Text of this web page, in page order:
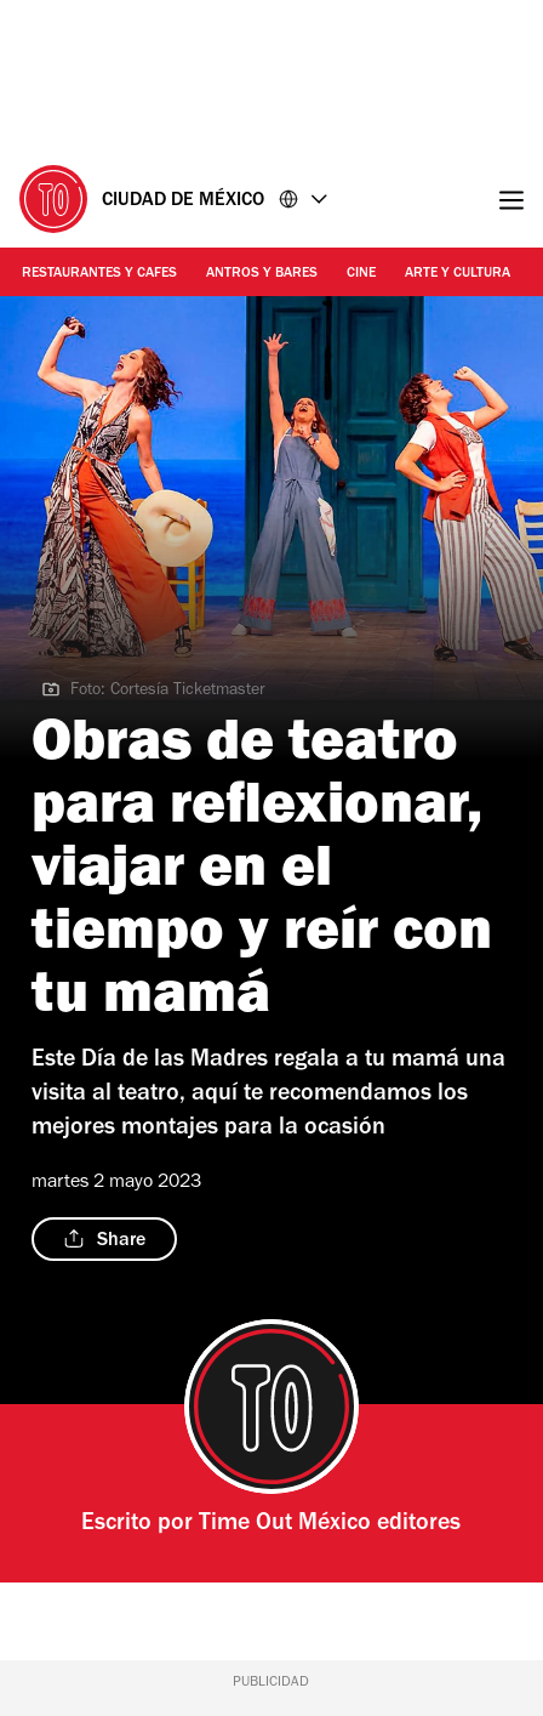
CIUDAD DE MÉXICO
RESTAURANTES Y CAFES ANTROS Y BARES CINE ARTE Y CULTURA
Foto: Cortesía Ticketmaster
Foto: Cortesía Ticketmaster
Obras de teatro
para reflexionar,
viajar en el
tiempo y reír con
tu mamá
Este Día de las Madres regala a tu mamá una
visita al teatro, aquí te recomendamos los
mejores montajes para la ocasión
martes 2 mayo 2023
Share
Escrito por Time Out México editores
PUBLICIDAD